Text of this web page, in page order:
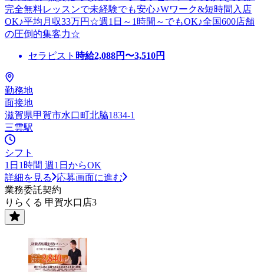
完全無料レッスンで未経験でも安心♪Wワーク&短時間入店
OK♪平均月収33万円☆週1日～1時間～でもOK♪全国600店舗
の圧倒的集客力☆
セラピスト 時給2,088円〜3,510円
勤務地
面接地
滋賀県甲賀市水口町北脇1834-1
三雲駅
シフト
1日1時間 週1日からOK
詳細を見る
応募画面に進む
業務委託契約
りらくる 甲賀水口店3